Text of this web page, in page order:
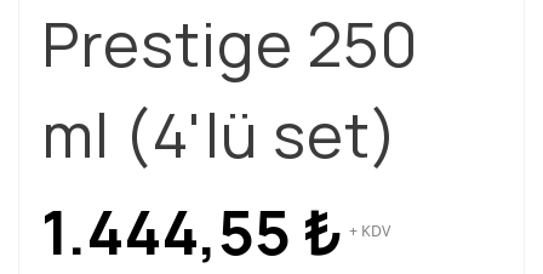
Prestige 250
ml (4'lü set)
1.444,55 ₺ + KDV